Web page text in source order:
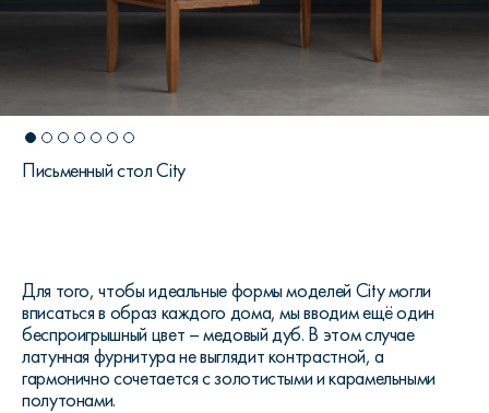
Письменный стол City
Для того, чтобы идеальные формы моделей City могли
вписаться в образ каждого дома, мы вводим ещё один
беспроигрышный цвет – медовый дуб. В этом случае
латунная фурнитура не выглядит контрастной, а
гармонично сочетается с золотистыми и карамельными
полутонами.